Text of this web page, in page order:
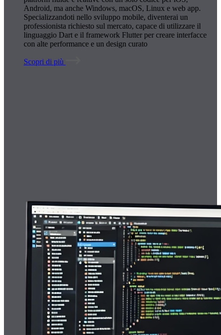
Android, ma anche Windows, macOS, Linux e web app.
Specializzandoti nello sviluppo mobile, diventerai un
professionista richiesto sul mercato, capace di utilizzare il
linguaggio Dart e il framework Flutter per creare interfacce
con alte performance e un design curato
Scopri di più